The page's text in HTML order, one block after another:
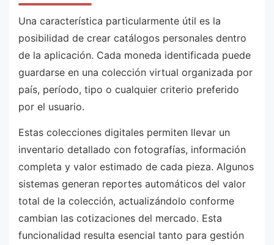
Una característica particularmente útil es la
posibilidad de crear catálogos personales dentro
de la aplicación. Cada moneda identificada puede
guardarse en una colección virtual organizada por
país, período, tipo o cualquier criterio preferido
por el usuario.
Estas colecciones digitales permiten llevar un
inventario detallado con fotografías, información
completa y valor estimado de cada pieza. Algunos
sistemas generan reportes automáticos del valor
total de la colección, actualizándolo conforme
cambian las cotizaciones del mercado. Esta
funcionalidad resulta esencial tanto para gestión